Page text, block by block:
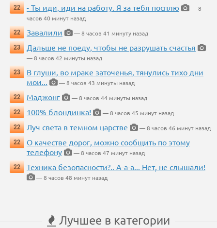
22 - Ты иди, иди на работу. Я за тебя посплю
— 8
часов 40 минут назад
22
Завалили
— 8 часов 41 минуту назад
23
Дальше не поеду, чтобы не разрушать счастья
— 8 часов 42 минуты назад
23
В глуши, во мраке заточенья, тянулись тихо дни
мои...
— 8 часов 43 минуты назад
22
Маджонг
— 8 часов 44 минуты назад
22
100% блондинка!
— 8 часов 45 минут назад
22
Луч света в темном царстве
— 8 часов 46 минут назад
22
О качестве дорог, можно сообщить по этому
телефону
— 8 часов 47 минут назад
22
Техника безопасности?.. А-а-а... Нет, не слышали!
— 8 часов 48 минут назад
Лучшее в категории